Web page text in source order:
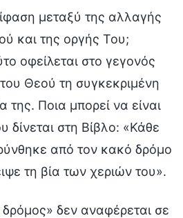
μεταξύ της αλλαγής
και της οργής Του;
οφείλεται στο γεγονός
Θεού τη συγκεκριμένη
της. Ποια μπορεί να είναι
δίνεται στη Βίβλο: «Κάθε
από τον κακό δρόμο
τη βία των χεριών του».
δεν αναφέρεται σε